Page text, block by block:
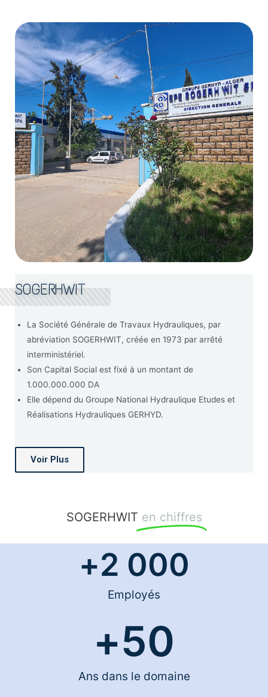
SOGERHWIT
La Société Générale de Travaux Hydrauliques, par
abréviation SOGERHWIT, créée en 1973 par arrêté
interministériel.
Son Capital Social est fixé à un montant de
1.000.000.000 DA
Elle dépend du Groupe National Hydraulique Etudes et
Réalisations Hydrauliques GERHYD.
Voir Plus
SOGERHWIT en chiffres
Employés
+2 000
Ans dans le domaine
+50